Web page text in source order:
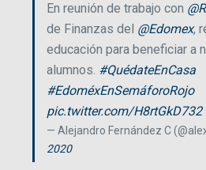
En reunión de trabajo con
de Finanzas del @Edomex,
educación para beneficiar a
alumnos. #QuédateEnCasa
#EdoméxEnSemáforoRojo
pic.twitter.com/H8rtGkD732
— Alejandro Fernández C
2020